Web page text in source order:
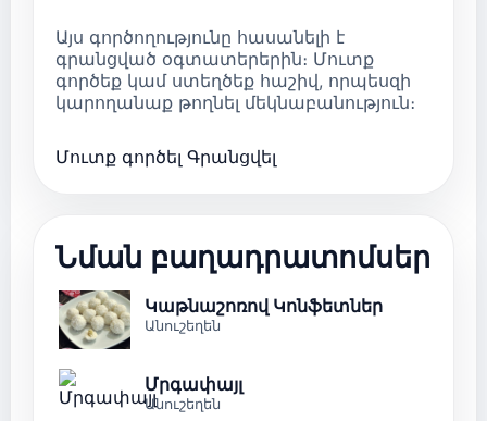
Այս գործողությունը հասանելի է
գրանցված օգտատերերին։ Մուտք
գործեք կամ ստեղծեք հաշիվ, որպեսզի
կարողանաք թողնել մեկնաբանություն։
Մուտք գործել Գրանցվել
Նման բաղադրատոմսեր
Կաթնաշոռով Կոնֆետներ
Անուշեղեն
Մրգափայլ
Անուշեղեն